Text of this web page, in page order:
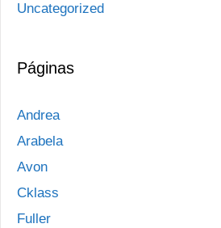
Uncategorized
Páginas
Andrea
Arabela
Avon
Cklass
Fuller